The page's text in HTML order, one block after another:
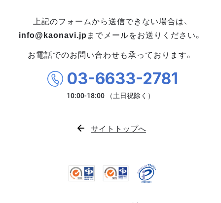
上記のフォームから送信できない場合は、
info@kaonavi.jp までメールをお送りください。
お電話でのお問い合わせも承っております。
03-6633-2781
サイトトップへ